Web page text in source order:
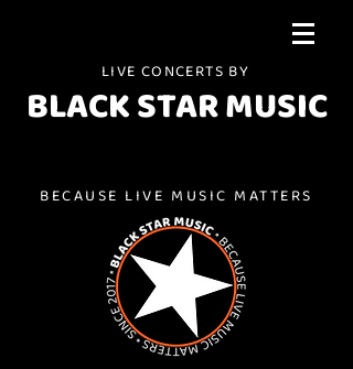
LIVE CONCERTS BY
BLACK STAR MUSIC
BECAUSE LIVE MUSIC MATTERS